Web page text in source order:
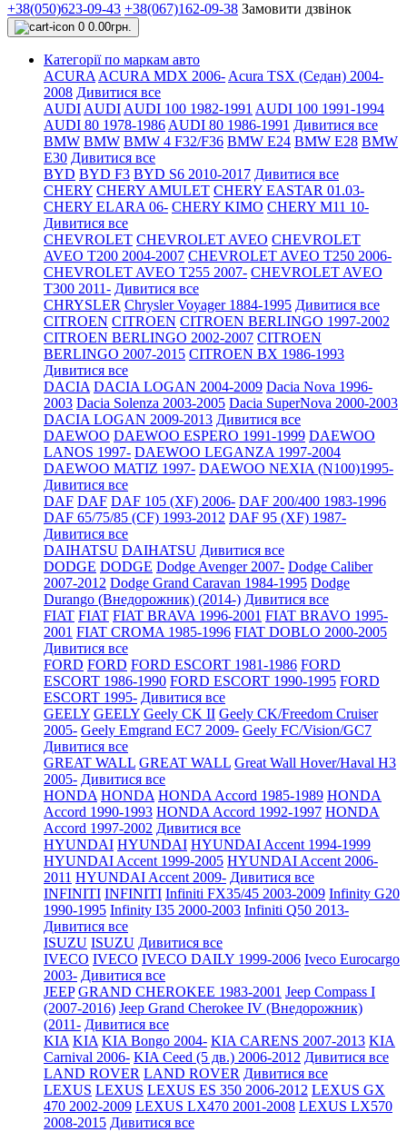
+38(050)623-09-43 +38(067)162-09-38 Замовити дзвінок
0 0.00грн.
Категорії по маркам авто
ACURA ACURA MDX 2006- Acura TSX (Седан) 2004-
2008 Дивитися все
AUDI AUDI AUDI 100 1982-1991 AUDI 100 1991-1994
AUDI 80 1978-1986 AUDI 80 1986-1991 Дивитися все
BMW BMW BMW 4 F32/F36 BMW E24 BMW E28 BMW
E30 Дивитися все
BYD BYD F3 BYD S6 2010-2017 Дивитися все
CHERY CHERY AMULET CHERY EASTAR 01.03-
CHERY ELARA 06- CHERY KIMO CHERY M11 10-
Дивитися все
CHEVROLET CHEVROLET AVEO CHEVROLET
AVEO Т200 2004-2007 CHEVROLET AVEO Т250 2006-
CHEVROLET AVEO Т255 2007- CHEVROLET AVEO
Т300 2011- Дивитися все
CHRYSLER Chrysler Voyager 1884-1995 Дивитися все
CITROEN CITROEN CITROEN BERLINGO 1997-2002
CITROEN BERLINGO 2002-2007 CITROEN
BERLINGO 2007-2015 CITROEN BX 1986-1993
Дивитися все
DACIA DACIA LOGAN 2004-2009 Dacia Nova 1996-
2003 Dacia Solenza 2003-2005 Dacia SuperNova 2000-2003
DACIA LOGAN 2009-2013 Дивитися все
DAEWOO DAEWOO ESPERO 1991-1999 DAEWOO
LANOS 1997- DAEWOO LEGANZA 1997-2004
DAEWOO MATIZ 1997- DAEWOO NEXIA (N100)1995-
Дивитися все
DAF DAF DAF 105 (XF) 2006- DAF 200/400 1983-1996
DAF 65/75/85 (CF) 1993-2012 DAF 95 (XF) 1987-
Дивитися все
DAIHATSU DAIHATSU Дивитися все
DODGE DODGE Dodge Avenger 2007- Dodge Caliber
2007-2012 Dodge Grand Caravan 1984-1995 Dodge
Durango (Внедорожник) (2014-) Дивитися все
FIAT FIAT FIAT BRAVA 1996-2001 FIAT BRAVO 1995-
2001 FIAT CROMA 1985-1996 FIAT DOBLO 2000-2005
Дивитися все
FORD FORD FORD ESCORT 1981-1986 FORD
ESCORT 1986-1990 FORD ESCORT 1990-1995 FORD
ESCORT 1995- Дивитися все
GEELY GEELY Geely CK II Geely CK/Freedom Cruiser
2005- Geely Emgrand EC7 2009- Geely FC/Vision/GC7
Дивитися все
GREAT WALL GREAT WALL Great Wall Hover/Haval H3
2005- Дивитися все
HONDA HONDA HONDA Accord 1985-1989 HONDA
Accord 1990-1993 HONDA Accord 1992-1997 HONDA
Accord 1997-2002 Дивитися все
HYUNDAI HYUNDAI HYUNDAI Accent 1994-1999
HYUNDAI Accent 1999-2005 HYUNDAI Accent 2006-
2011 HYUNDAI Accent 2009- Дивитися все
INFINITI INFINITI Infiniti FX35/45 2003-2009 Infinity G20
1990-1995 Infinity I35 2000-2003 Infiniti Q50 2013-
Дивитися все
ISUZU ISUZU Дивитися все
IVECO IVECO IVECO DAILY 1999-2006 Iveco Eurocargo
2003- Дивитися все
JEEP GRAND CHEROKEE 1983-2001 Jeep Compass I
(2007-2016) Jeep Grand Cherokee IV (Внедорожник)
(2011- Дивитися все
KIA KIA KIA Bongo 2004- KIA CARENS 2007-2013 KIA
Carnival 2006- KIA Ceed (5 дв.) 2006-2012 Дивитися все
LAND ROVER LAND ROVER Дивитися все
LEXUS LEXUS LEXUS ES 350 2006-2012 LEXUS GX
470 2002-2009 LEXUS LX470 2001-2008 LEXUS LX570
2008-2015 Дивитися все